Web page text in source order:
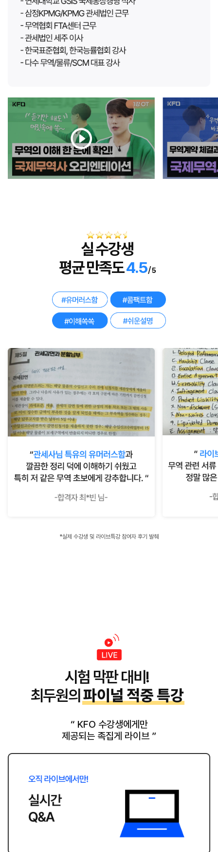
실 수강생
평균 만족도4.5/5
*실제 수강생 및 라이브특강 참여자 후기 발췌
시험 막판 대비!
최두원의파이널 적중 특강
“ KFO 수강생에게만
제공되는 족집게 라이브 ”